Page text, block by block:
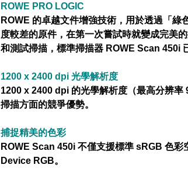
ROWE PRO LOGIC
ROWE 的卓越文件增強技術，用於透過「
度較差的原件，在第一次嘗試時就變成完美
和測試掃描，標準掃描器 ROWE Scan 450i
1200 x 2400 dpi 光學解析度
1200 x 2400 dpi 的光學解析度（最高分辨
掃描方面的競爭優勢。
捕捉精美的色彩
ROWE Scan 450i 不僅支援標準 sRGB 色
Device RGB。